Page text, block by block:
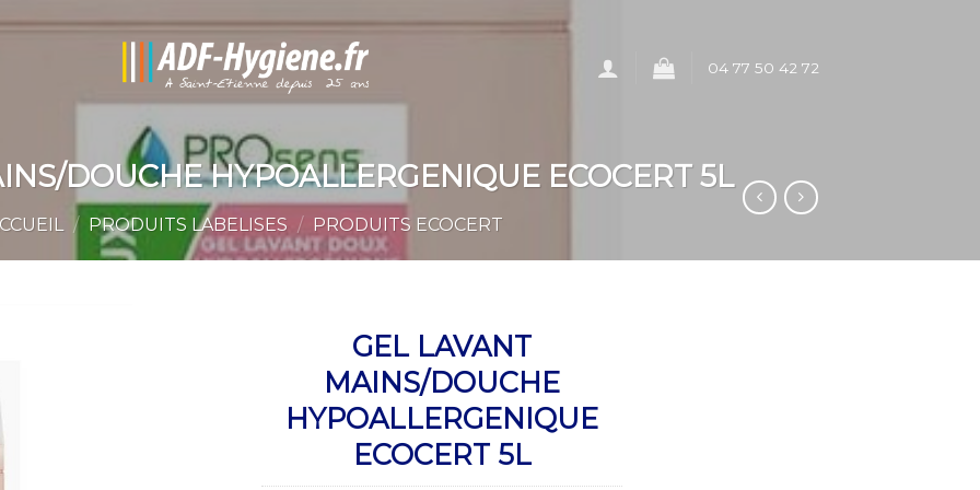
04 77 50 42 72
DOUCHE HYPOALLERGENIQUE ECOCERT 5L
/ PRODUITS LABELISES / PRODUITS ECOCERT
GEL LAVANT
MAINS/DOUCHE
HYPOALLERGENIQUE
ECOCERT 5L